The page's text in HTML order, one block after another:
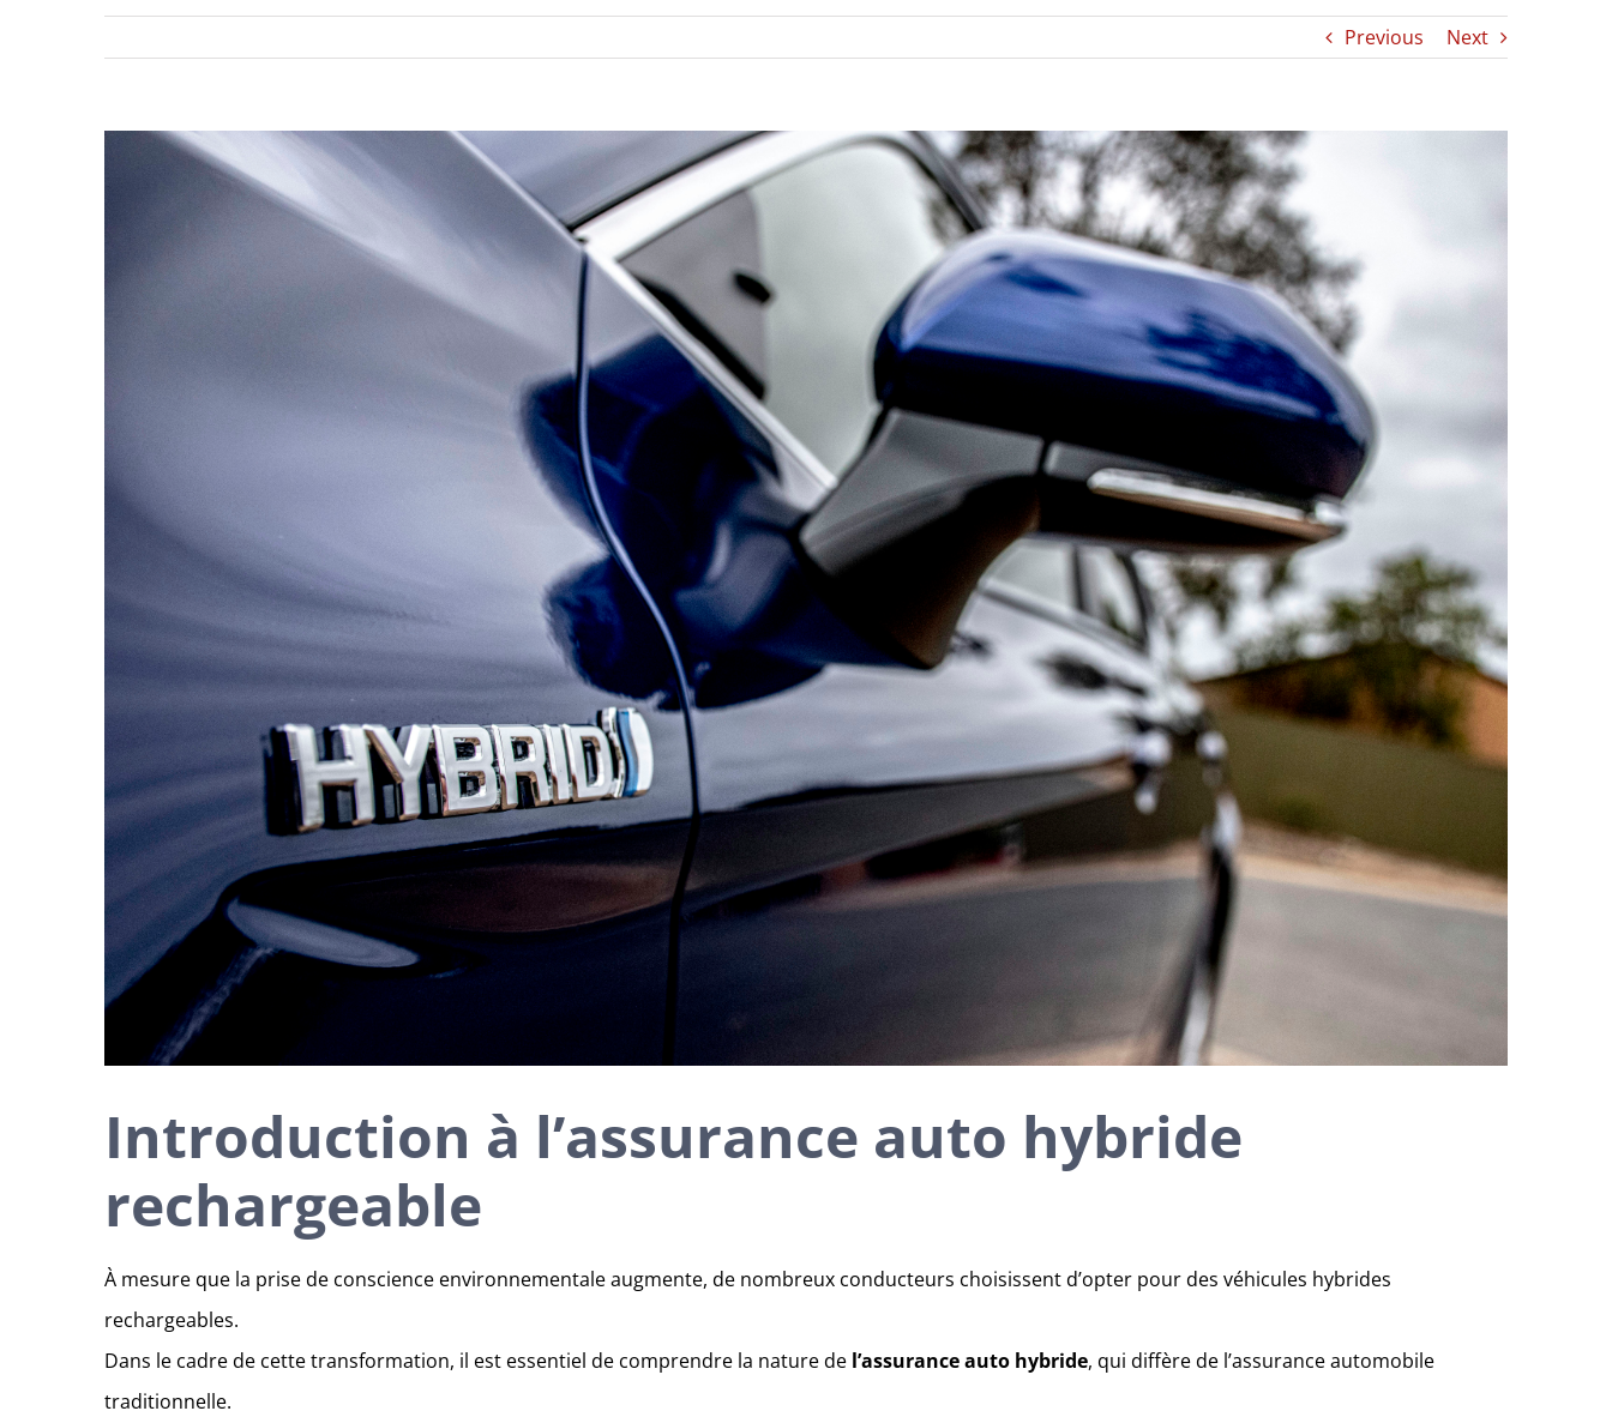
Previous Next
Introduction à l’assurance auto hybride
rechargeable
À mesure que la prise de conscience environnementale augmente, de nombreux conducteurs choisissent d’opter pour des véhicules hybrides
rechargeables.
Dans le cadre de cette transformation, il est essentiel de comprendre la nature de l’assurance auto hybride, qui diffère de l’assurance automobile
traditionnelle.